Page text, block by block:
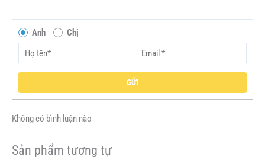
Anh Chị
GỬI
Không có bình luận nào
Sản phẩm tương tự